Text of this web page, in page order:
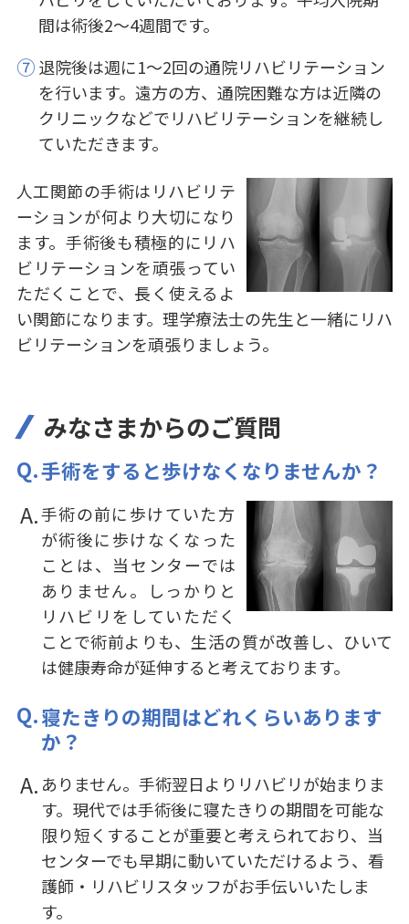
間は術後2～4週間です。
⑦退院後は週に1～2回の通院リハビリテーション
を行います。遠方の方、通院困難な方は近隣の
クリニックなどでリハビリテーションを継続し
ていただきます。
人工関節の手術はリハビリテ
ーションが何より大切になり
ます。手術後も積極的にリハ
ビリテーションを頑張ってい
ただくことで、長く使えるよ
い関節になります。理学療法士の先生と一緒にリハ
ビリテーションを頑張りましょう。
みなさまからのご質問
手術をすると歩けなくなりませんか？
手術の前に歩けていた方
が術後に歩けなくなった
ことは、当センターでは
ありません。しっかりと
リハビリをしていただく
ことで術前よりも、生活の質が改善し、ひいて
は健康寿命が延伸すると考えております。
寝たきりの期間はどれくらいあります
か？
ありません。手術翌日よりリハビリが始まりま
す。現代では手術後に寝たきりの期間を可能な
限り短くすることが重要と考えられており、当
センターでも早期に動いていただけるよう、看
護師・リハビリスタッフがお手伝いいたしま
す。